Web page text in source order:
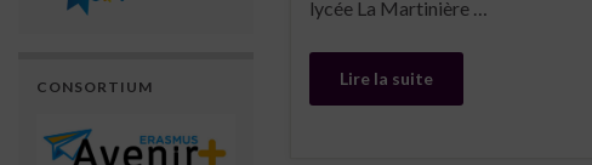
lycée La Martinière …
Lire la suite
CONSORTIUM